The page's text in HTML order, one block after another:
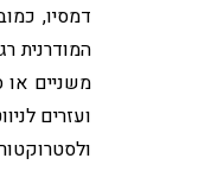
דמסיו,
המודרנית
משניים או
ועזרים